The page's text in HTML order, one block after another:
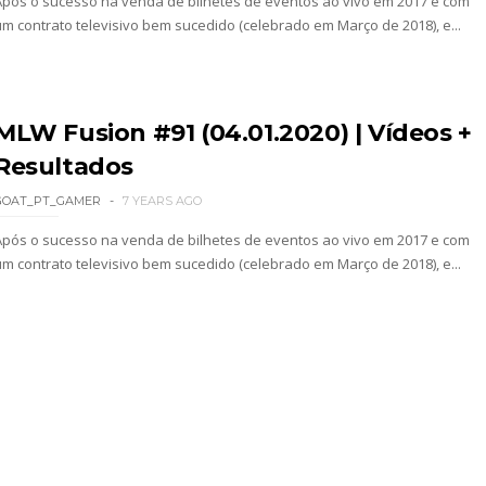
Will Ospreay supera Mark Davis num
King, Bandido e Hangman Page conquistam
SLAM MEXICO: Persephone supera Kris
Jericho, Místico e Darby Allin superam The
Fletcher supera Speedball Mike Bailey em
contrato televisivo bem sucedido (celebrado em Março de 2018), e...
Fusion #91 (04.01.2020) | Vídeos +
7 YEARS AGO
o sucesso na venda de bilhetes de eventos ao vivo em 2017 e com
contrato televisivo bem sucedido (celebrado em Março de 2018), e...